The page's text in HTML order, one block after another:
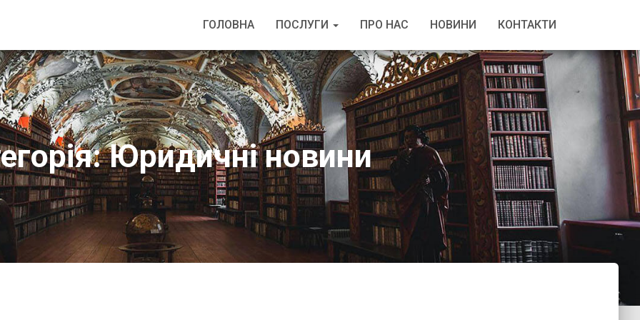
ГОЛОВНА ПОСЛУГИ ПРО НАС НОВИНИ КОНТАКТИ
Юридичні новини